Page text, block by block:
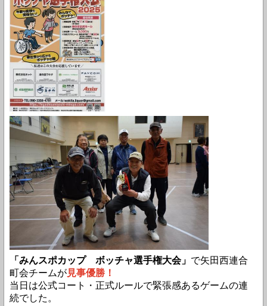
「みんスポカップ ボッチャ選手権大会」 で矢田西連合
町会チームが見事優勝！
当日は公式コート・正式ルールで緊張感あるゲームの連
続でした。